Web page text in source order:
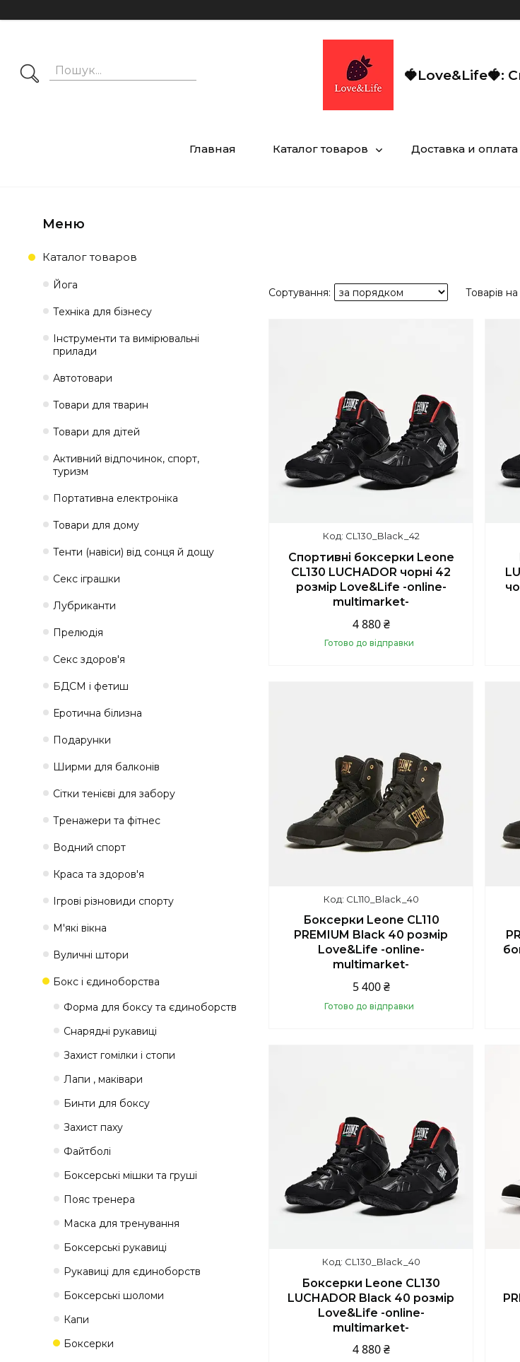
🍓Love&Life🍓:
Главная Каталог товаров Доставка и оплата
CL130_Black_42
Спортивні боксерки Leone
CL130 LUCHADOR чорні 42
розмір Love&Life -online-
multimarket-
4 880 ₴
Готово до відправки
CL110_Black_40
Боксерки Leone CL110
PREMIUM Black 40 розмір
Love&Life -online-
multimarket-
5 400 ₴
Готово до відправки
CL130_Black_40
Боксерки Leone CL130
LUCHADOR Black 40 розмір
Love&Life -online-
multimarket-
4 880 ₴
Каталог товаров
Йога
Техніка для бізнесу
Інструменти та вимірювальні
прилади
Автотовари
Товари для тварин
Товари для дітей
Активний відпочинок, спорт,
туризм
Портативна електроніка
Товари для дому
Тенти (навіси) від сонця й дощу
Секс іграшки
Лубриканти
Прелюдія
Секс здоров'я
БДСМ і фетиш
Еротична білизна
Подарунки
Ширми для балконів
Сітки тенієві для забору
Тренажери та фітнес
Водний спорт
Краса та здоров'я
Ігрові різновиди спорту
М'які вікна
Вуличні штори
Бокс і єдиноборства
Форма для боксу та єдиноборств
Снарядні рукавиці
Захист гомілки і стопи
Лапи , маківари
Бинти для боксу
Захист паху
Файтболі
Боксерські мішки та груші
Пояс тренера
Маска для тренування
Боксерські рукавиці
Рукавиці для єдиноборств
Боксерські шоломи
Капи
Боксерки